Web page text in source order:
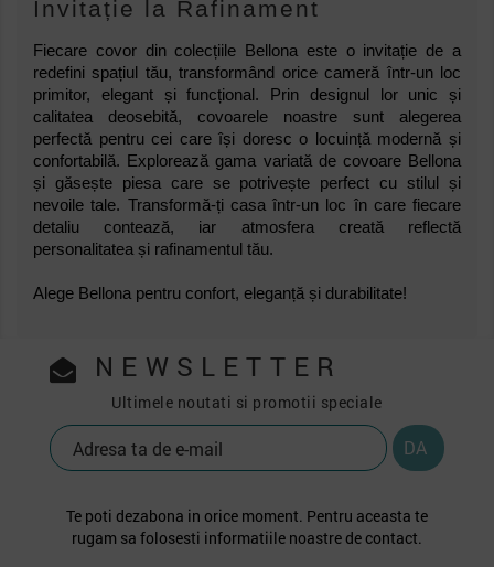
Invitație la Rafinament
Fiecare covor din colecțiile Bellona este o invitație de a
redefini spațiul tău, transformând orice cameră într-un loc
primitor, elegant și funcțional. Prin designul lor unic și
calitatea deosebită, covoarele noastre sunt alegerea
perfectă pentru cei care își doresc o locuință modernă și
confortabilă. Explorează gama variată de covoare Bellona
și găsește piesa care se potrivește perfect cu stilul și
nevoile tale. Transformă-ți casa într-un loc în care fiecare
detaliu contează, iar atmosfera creată reflectă
personalitatea și rafinamentul tău.
Alege Bellona pentru confort, eleganță și durabilitate!
NEWSLETTER
Ultimele noutati si promotii speciale
Te poti dezabona in orice moment. Pentru aceasta te
rugam sa folosesti informatiile noastre de contact.